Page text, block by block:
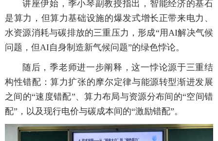
讲座伊始，季小琴副教授指出，智能经济的基石
是算力，但算力基础设施的爆发式增长正带来电力、
水资源消耗与碳排放的三重压力，形成“用AI解决气候
问题，但AI自身制造新气候问题”的绿色悖论。
随后，季老师进一步阐释，这一悖论源于三重结
构性错配：算力扩张的摩尔定律与能源转型渐进发展
之间的“速度错配”、算力布局与资源分布间的“空间错
配”，以及现行电价与碳成本间的“激励错配”。